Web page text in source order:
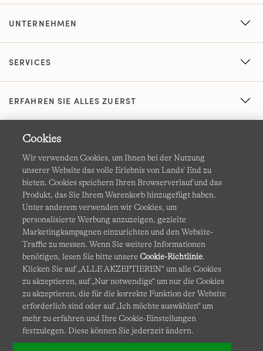
UNTERNEHMEN
SERVICES
ERFAHREN SIE ALLES ZUERST
AGB Datenschutz & Sicherheit
Cookies Ich möchte auswählen Barrierefreiheit
Site Map Internationale Websites
Diese Website ist durch reCAPTCHA geschützt. Es gelten die
Datenschutzerklärung undNutzungsbedingungenvon
Google.
Cookies
Wir verwenden Cookies, um Ihnen bei der Nutzung
unserer Website das volle Erlebnis von Lands' End zu
bieten. Cookies speichern Ihren Browserverlauf und das
Produkt, das Sie Ihrem Warenkorb hinzugefügt haben.
Unter anderem verwenden wir Cookies, um
personalisierte Werbung anzuzeigen, gezielte
Marketingkampagnen einzurichten und den Website-
Traffic zu messen. Wenn Sie weitere Informationen
benötigen, lesen Sie bitte unsereCookie-Richtlinie.
Klicken Sie auf „ALLE AKZEPTIEREN“ um alle Cookies
zu akzeptieren, auf „Nur notwendige“ um nur die Cookies
zu akzeptieren, die für die korrekte Funktion der Website
erforderlich sind oder auf „Ich möchte auswählen“ um
mehr zu erfahren und Ihre Cookie-Einstellungen
festzulegen. Diese können Sie jederzeit ändern.